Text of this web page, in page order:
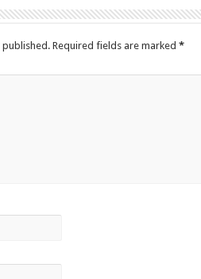
published. Required fields are marked *